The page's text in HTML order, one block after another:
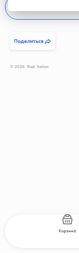
Поделиться
© 2026. Rudi Italian
Корзина